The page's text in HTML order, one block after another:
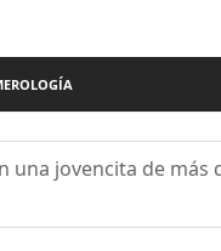
una jovencita de más